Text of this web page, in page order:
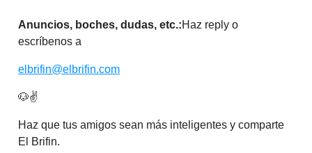
Anuncios, boches, dudas, etc.:Haz reply o
escríbenos a
elbrifin@elbrifin.com
🐶✌️
Haz que tus amigos sean más inteligentes y comparte
El Brifin.